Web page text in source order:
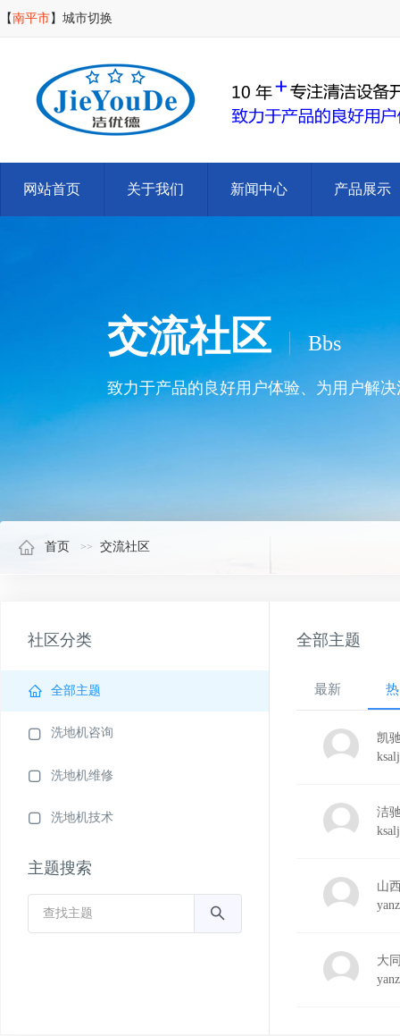
【南平市】 城市切换
网站首页 关于我们 新闻中心 产品展示
交流社区 Bbs
致力于产品的良好用户体验、为用户解
首页 交流社区
社区分类
全部主题
洗地机咨询
洗地机维修
洗地机技术
主题搜索
全部主题
最新
凯
ksalj
洁
ksalj
山
大